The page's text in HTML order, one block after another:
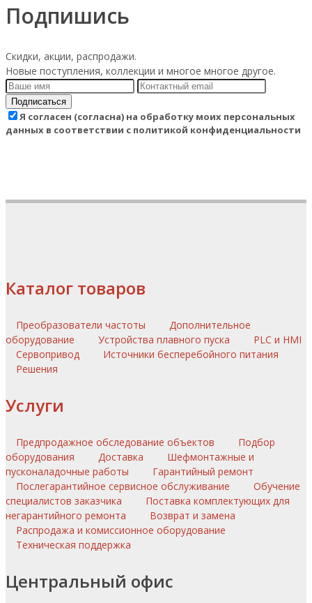
Подпишись
Скидки, акции, распродажи.
Новые поступления, коллекции и многое многое другое.
Подписаться
Я согласен (согласна) на обработку моих персональных
данных в соответствии с политикой конфиденциальности
Каталог товаров
Преобразователи частоты
Дополнительное
оборудование
Устройства плавного пуска
PLC и HMI
Сервопривод
Источники бесперебойного питания
Решения
Услуги
Предпродажное обследование объектов
Подбор
оборудования
Доставка
Шефмонтажные и
пусконаладочные работы
Гарантийный ремонт
Послегарантийное сервисное обслуживание
Обучение
специалистов заказчика
Поставка комплектующих для
негарантийного ремонта
Возврат и замена
Распродажа и комиссионное оборудование
Техническая поддержка
Центральный офис